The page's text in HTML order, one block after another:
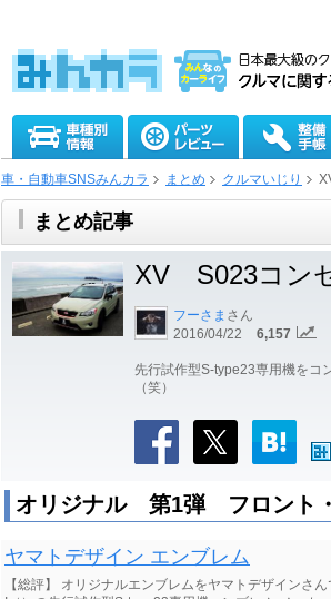
車・自動車SNSみんカラ まとめ クルマいじり
まとめ記事
XV S023コン
フーさま さん
2016/04/22
6,157
先行試作型S-type23専用機をコ
（笑）
オリジナル 第1弾 フロント
ヤマトデザイン エンブレム
【総評】 オリジナルエンブレムをヤマトデザインさ